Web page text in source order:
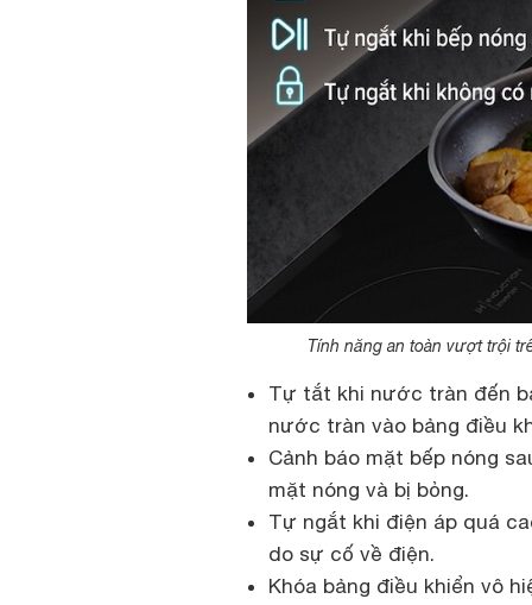
Tính năng an toàn vượt trội
Tự tắt khi nước tràn đến
nước tràn vào bảng điều
Cảnh báo mặt bếp nóng
mặt nóng và bị bỏng.
Tự ngắt khi điện áp quá
do sự cố về điện.
Khóa bảng điều khiển vô